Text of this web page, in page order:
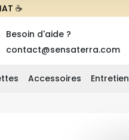
☕
Besoin d'aide ?
contact@sensaterra.com
Accessoires Entretien